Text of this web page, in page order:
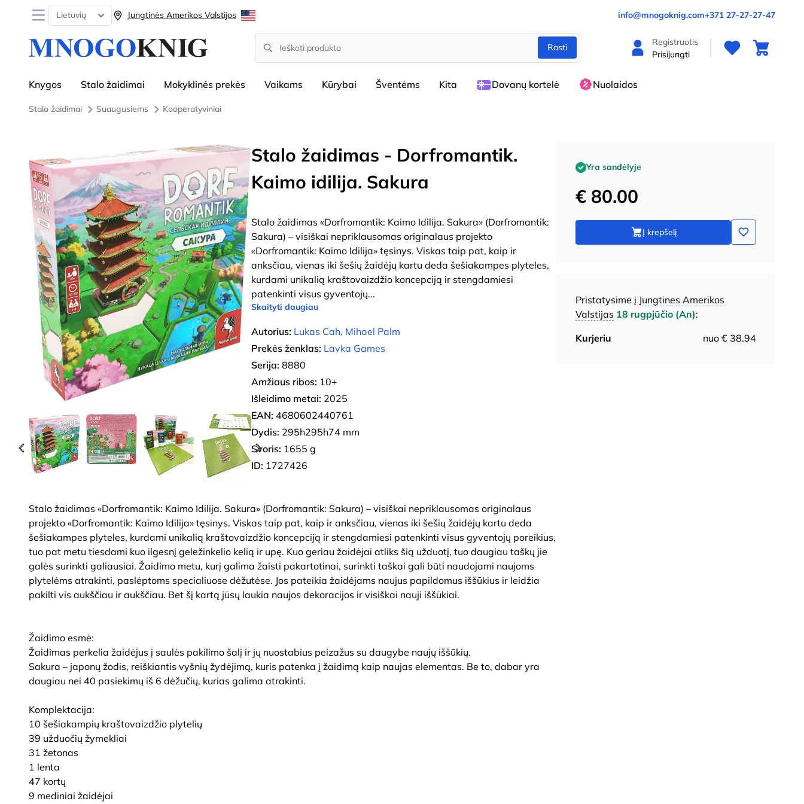
Open menu
Lietuvių Jungtinės Amerikos Valstijos info@mnogoknig.com+371 27-27-27-47
Search
Rasti
Registruotis
Prisijungti
Knygos Stalo žaidimai Mokyklinės prekės Vaikams Kūrybai Šventėms Kita Dovanų kortelė Nuolaidos
Stalo žaidimai Suaugusiems Kooperatyviniai
Stalo žaidimas - Dorfromantik.
Kaimo idilija. Sakura
Stalo žaidimas «Dorfromantik: Kaimo Idilija. Sakura» (Dorfromantik:
Sakura) – visiškai nepriklausomas originalaus projekto
«Dorfromantik: Kaimo Idilija» tęsinys. Viskas taip pat, kaip ir
anksčiau, vienas iki šešių žaidėjų kartu deda šešiakampes plyteles,
kurdami unikalią kraštovaizdžio koncepciją ir stengdamiesi
patenkinti visus gyventojų...
Skaityti daugiau
Autorius: Lukas Cah, Mihael Palm
Prekės ženklas: Lavka Games
Serija: 8880
Amžiaus ribos: 10+
Išleidimo metai: 2025
EAN: 4680602440761
Dydis: 295h295h74 mm
Svoris: 1655 g
ID: 1727426
Stalo žaidimas «Dorfromantik: Kaimo Idilija. Sakura» (Dorfromantik: Sakura) – visiškai nepriklausomas originalaus
projekto «Dorfromantik: Kaimo Idilija» tęsinys. Viskas taip pat, kaip ir anksčiau, vienas iki šešių žaidėjų kartu deda
šešiakampes plyteles, kurdami unikalią kraštovaizdžio koncepciją ir stengdamiesi patenkinti visus gyventojų poreikius,
tuo pat metu tiesdami kuo ilgesnį geležinkelio kelią ir upę. Kuo geriau žaidėjai atliks šią užduotį, tuo daugiau taškų jie
galės surinkti galiausiai. Žaidimo metu, kurį galima žaisti pakartotinai, surinkti taškai gali būti naudojami naujoms
plytelėms atrakinti, paslėptoms specialiuose dėžutėse. Jos pateikia žaidėjams naujus papildomus iššūkius ir leidžia
pakilti vis aukščiau ir aukščiau. Bet šį kartą jūsų laukia naujos dekoracijos ir visiškai nauji iššūkiai.
Žaidimo esmė:
Žaidimas perkelia žaidėjus į saulės pakilimo šalį ir jų nuostabius peizažus su daugybe naujų iššūkių.
Sakura – japonų žodis, reiškiantis vyšnių žydėjimą, kuris patenka į žaidimą kaip naujas elementas. Be to, dabar yra
daugiau nei 40 pasiekimų iš 6 dėžučių, kurias galima atrakinti.
Komplektacija:
10 šešiakampių kraštovaizdžio plytelių
39 užduočių žymekliai
31 žetonas
1 lenta
47 kortų
9 mediniai žaidėjai
Yra sandėlyje
€ 80.00
Į krepšelį
Pristatysime į Jungtines Amerikos
Valstijas 18 rugpjūčio (An):
Kurjeriu
nuo € 38.94